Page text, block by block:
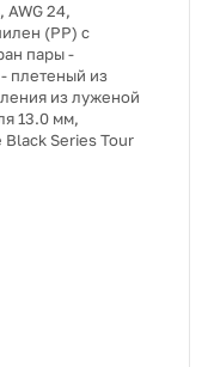
24,
(PP) с
пары -
плетеный из
из луженой
13.0 мм,
Black Series Tour